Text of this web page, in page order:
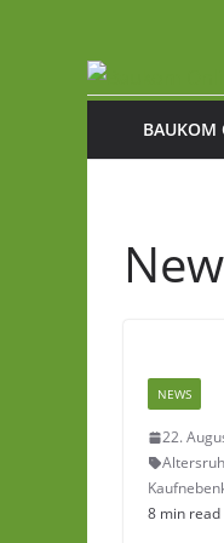
Inhalt
springen
BAUKOM
NEWS
22.
8 min read